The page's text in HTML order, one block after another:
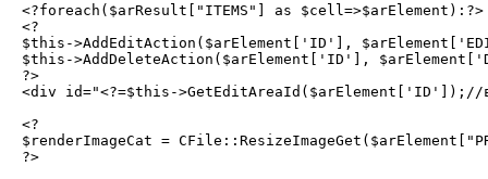
<?foreach($arResult["ITEMS"] as $cell=>$arElement):?>
<?
$this->AddEditAction($arElement['ID'],
$this->AddDeleteAction($arElement['ID'],
?>
<div id="<?=$this->GetEditAreaId($arElement['ID']);//
<?
$renderImageCat =
?>